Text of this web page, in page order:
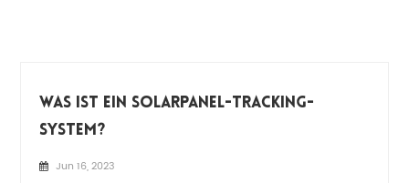
Was Ist Ein Solarpanel-Tracking-
System?
Jun 16, 2023